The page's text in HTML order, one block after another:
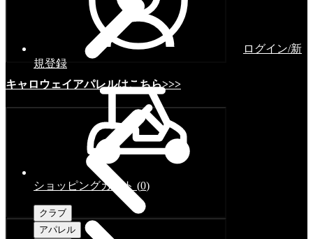
キャロウェイアパレルはこちら>>>
ログイン/新
規登録
ショッピングカート (0)
クラブ
アパレル